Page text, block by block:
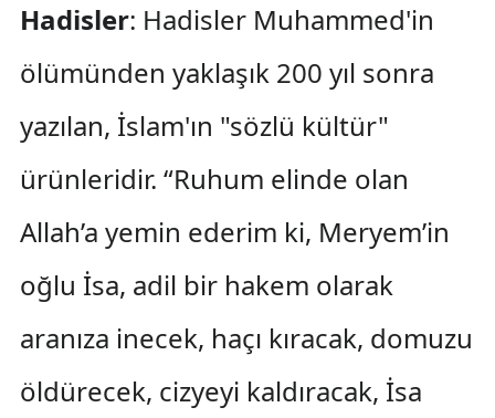
Hadisler: Hadisler Muhammed'in
ölümünden yaklaşık 200 yıl sonra
yazılan, İslam'ın "sözlü kültür"
ürünleridir. “Ruhum elinde olan
Allah’a yemin ederim ki, Meryem’in
oğlu İsa, adil bir hakem olarak
aranıza inecek, haçı kıracak, domuzu
öldürecek, cizyeyi kaldıracak, İsa